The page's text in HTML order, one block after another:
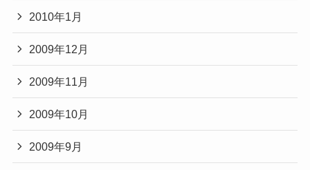
2010年1月
2009年12月
2009年11月
2009年10月
2009年9月